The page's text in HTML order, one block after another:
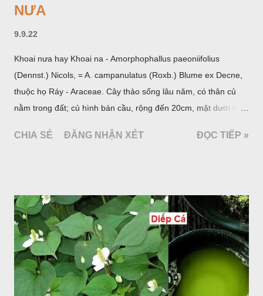
NƯA
9.9.22
Khoai nưa hay Khoai na - Amorphophallus paeoniifolius
(Dennst.) Nicols, = A. campanulatus (Roxb.) Blume ex Decne,
thuộc họ Ráy - Araceae. Cây thảo sống lâu năm, có thân củ
nằm trong đất; củ hình bán cầu, rộng đến 20cm, mặt dưới lồi
quanh có 3-5 mấu lồi; vỏ củ màu nâu, thịt trắng vàng và cứng.
một mo to màu đỏ xanh có đốm trắng, mặt trong màu đỏ thẫm,
bao lấy một bong mo là một trục mang phần hoa cái ở dưới,
phần hoa đực ở trên. Khoai nưa phân bố ở Ấn độ, Myanma,
Trung quốc, Việt nam, Campuchia, Malaixia, Inđônêxia,
Philippin. Ở nước ta, khoai nưa mọc hoang rải rác ở khắp các
vùng rừng núi, được bà con nhiều địa phương đem về trồng từ
CHIA SẺ ĐĂNG NHẬN XÉT ĐỌC TIẾP »